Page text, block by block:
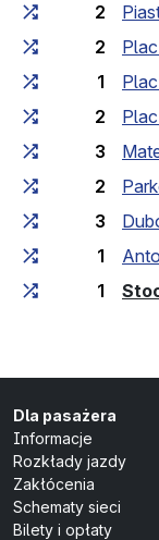
2
2
1
2
3
2
3
1
1
Dla pasażera
Informacje
Rozkłady jazdy
Zakłócenia
Schematy sieci
Bilety i opłaty